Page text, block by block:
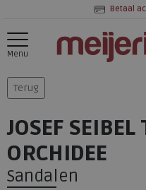
Betaal
Menu
Terug
JOSEF SEIBEL
ORCHIDEE
Sandalen